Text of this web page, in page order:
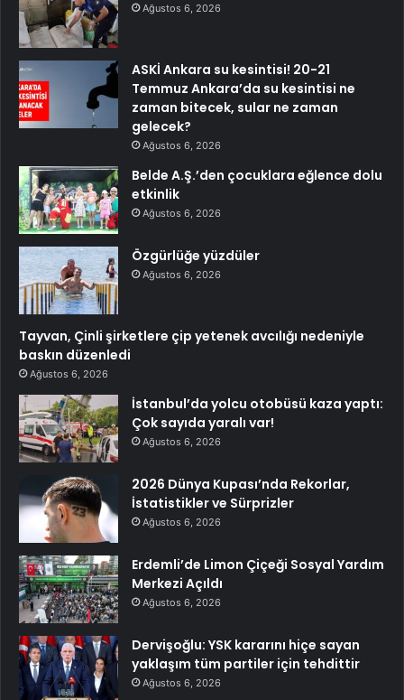
Ağustos 6, 2026
ASKİ Ankara su kesintisi! 20-21
Temmuz Ankara’da su kesintisi ne
zaman bitecek, sular ne zaman
gelecek?
Ağustos 6, 2026
Belde A.Ş.’den çocuklara eğlence dolu
etkinlik
Ağustos 6, 2026
Özgürlüğe yüzdüler
Ağustos 6, 2026
Tayvan, Çinli şirketlere çip yetenek avcılığı nedeniyle
baskın düzenledi
Ağustos 6, 2026
İstanbul’da yolcu otobüsü kaza yaptı:
Çok sayıda yaralı var!
Ağustos 6, 2026
2026 Dünya Kupası’nda Rekorlar,
İstatistikler ve Sürprizler
Ağustos 6, 2026
Erdemli’de Limon Çiçeği Sosyal Yardım
Merkezi Açıldı
Ağustos 6, 2026
Dervişoğlu: YSK kararını hiçe sayan
yaklaşım tüm partiler için tehdittir
Ağustos 6, 2026